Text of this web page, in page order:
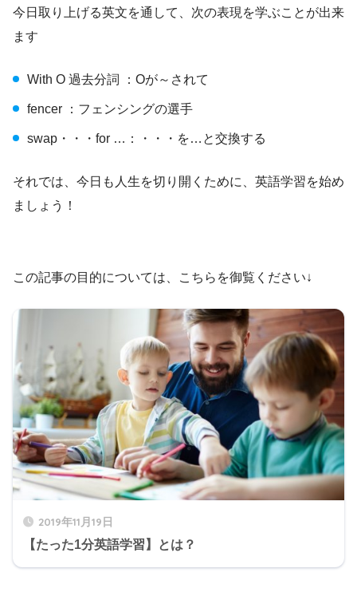
今日取り上げる英文を通して、次の表現を学ぶことが出来
ます
With O 過去分詞 ：Oが～されて
fencer ：フェンシングの選手
swap・・・for …：・・・を…と交換する
それでは、今日も人生を切り開くために、英語学習を始め
ましょう！
この記事の目的については、こちらを御覧ください↓
2019年11月19日
【たった1分英語学習】とは？